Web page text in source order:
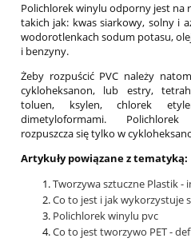
Polichlorek winylu odporny jest na
takich jak: kwas siarkowy, solny i
wodorotlenkach sodum potasu,
i benzyny.
Żeby rozpuścić PVC należy
cykloheksanon, lub estry,
toluen, ksylen, chlorek
dimetyloformami.
rozpuszcza się tylko w
Artykuły powiązane z tematyką:
Tworzywa sztuczne Plastik -
Co to jest i jak wykorzystuje
Polichlorek winylu pvc
Co to jest tworzywo PET -